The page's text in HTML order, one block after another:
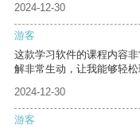
2024-12-30
游客
这款学习软件的课程内容
解非常生动，让我能够轻松
2024-12-30
游客